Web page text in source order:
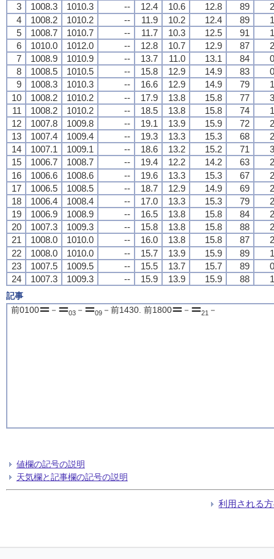
3
1008.3 1010.3 -- 12.4 10.6 12.8 89
4
1008.2 1010.2 -- 11.9 10.2 12.4 89
5
1008.7 1010.7 -- 11.7 10.3 12.5 91
6
1010.0 1012.0 -- 12.8 10.7 12.9 87
7
1008.9 1010.9 -- 13.7 11.0 13.1 84
8
1008.5 1010.5 -- 15.8 12.9 14.9 83
9
1008.3 1010.3 -- 16.6 12.9 14.9 79
10
1008.2 1010.2 -- 17.9 13.8 15.8 77
11
1008.2 1010.2 -- 18.5 13.8 15.8 74
12
1007.8 1009.8 -- 19.1 13.9 15.9 72
13
1007.4 1009.4 -- 19.3 13.3 15.3 68
14
1007.1 1009.1 -- 18.6 13.2 15.2 71
15
1006.7 1008.7 -- 19.4 12.2 14.2 63
16
1006.6 1008.6 -- 19.6 13.3 15.3 67
17
1006.5 1008.5 -- 18.7 12.9 14.9 69
18
1006.4 1008.4 -- 17.0 13.3 15.3 79
19
1006.9 1008.9 -- 16.5 13.8 15.8 84
20
1007.3 1009.3 -- 15.8 13.8 15.8 88
21
1008.0 1010.0 -- 16.0 13.8 15.8 87
22
1008.0 1010.0 -- 15.7 13.9 15.9 89
23
1007.5 1009.5 -- 15.5 13.7 15.7 89
24
1007.3 1009.3 -- 15.9 13.9 15.9 88
記事
前0100
－ 03－ 09－前1430. 前1800 － 21 －
値欄の記号の説明
天気欄と記事欄の記号の説明
利用される